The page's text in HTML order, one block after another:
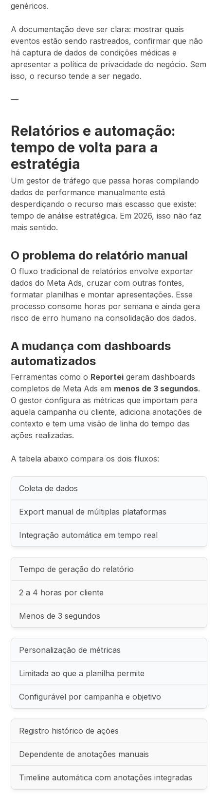
genéricos.
A documentação deve ser clara: mostrar quais
eventos estão sendo rastreados, confirmar que não
há captura de dados de condições médicas e
apresentar a política de privacidade do negócio. Sem
isso, o recurso tende a ser negado.
—
Relatórios e automação:
tempo de volta para a
estratégia
Um gestor de tráfego que passa horas compilando
dados de performance manualmente está
desperdiçando o recurso mais escasso que existe:
tempo de análise estratégica. Em 2026, isso não faz
mais sentido.
O problema do relatório manual
O fluxo tradicional de relatórios envolve exportar
dados do Meta Ads, cruzar com outras fontes,
formatar planilhas e montar apresentações. Esse
processo consome horas por semana e ainda gera
risco de erro humano na consolidação dos dados.
A mudança com dashboards
automatizados
Ferramentas como o Reportei geram dashboards
completos de Meta Ads em menos de 3 segundos.
O gestor configura as métricas que importam para
aquela campanha ou cliente, adiciona anotações de
contexto e tem uma visão de linha do tempo das
ações realizadas.
A tabela abaixo compara os dois fluxos:
Coleta de dados
Export manual de múltiplas plataformas
Integração automática em tempo real
Tempo de geração do relatório
2 a 4 horas por cliente
Menos de 3 segundos
Personalização de métricas
Limitada ao que a planilha permite
Configurável por campanha e objetivo
Registro histórico de ações
Dependente de anotações manuais
Timeline automática com anotações integradas